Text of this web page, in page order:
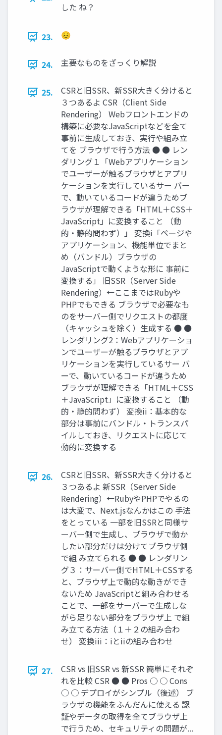
した ね？
23. 😣
24. 主要なものをざっくり解説
25.
CSRと旧SSR、新SSR大きく分けると
３つあるよ CSR（Client Side
Rendering） Webフロントエンドの
構築に必要なJavaScriptなどを全て
事前に生成しておき、実行や組み立
てを ブラウザで行う方法 ● ● レン
ダリング１「Webアプリケーション
でユーザーが触るブラウザとアプリ
ケーションを実行しているサー バー
で、動いているコードが違うためブ
ラウザが理解できる「HTML＋CSS＋
JavaScript」に変換すること （動
的・静的問わず）」 変換i「ページや
アプリケーション、機能単位でまと
め（バンドル）ブラウザの
JavaScriptで動くような形に 事前に
変換する」 旧SSR（Server Side
Rendering）←ここまではRubyや
PHPでもできる ブラウザで必要なも
のをサーバー側でリクエストの都度
（キャッシュを除く）生成する ● ●
レンダリング2：Webアプリケーショ
ンでユーザーが触るブラウザとアプ
リケーションを実行しているサー バ
ーで、動いているコードが違うため
ブラウザが理解できる「HTML＋CSS
＋JavaScript」に変換すること （動
的・静的問わず） 変換ii：基本的な
部分は事前にバンドル・トランスパ
イルしておき、リクエストに応じて
動的に変換する
26.
CSRと旧SSR、新SSR大きく分けると
３つあるよ 新SSR（Server Side
Rendering）←RubyやPHPでやるの
は大変で、Next.jsなんかはこの 手法
をとっている 一部を旧SSRと同様サ
ーバー側で生成し、ブラウザで動か
したい部分だけは分けてブラウザ側
で組 み立てられる ● ● レンダリン
グ３：サーバー側でHTML＋CSSする
と、ブラウザ上で動的な動きができ
ないため JavaScriptと組み合わせる
ことで、一部をサーバーで生成しな
がら足りない部分をブラウザ上 で組
み立てる方法（１＋２の組み合わ
せ） 変換iii：iとiiの組み合わせ
27.
CSR vs 旧SSR vs 新SSR 簡単にそれぞ
れを比較 CSR ● ● Pros ○ ○ Cons
○ ○ デプロイがシンプル（後述） ブ
ラウザの機能をふんだんに使える 認
証やデータの取得を全てブラウザ上
で行うため、セキュリティの問題が...